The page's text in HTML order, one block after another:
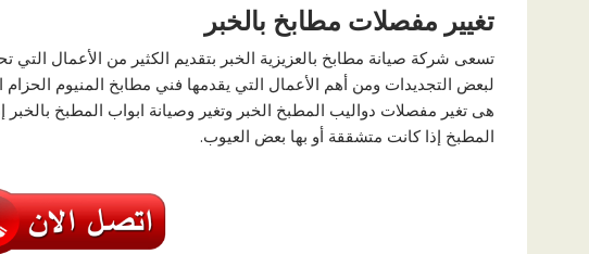
تغيير مفصلات مطابخ بالخبر
تسعى شركة صيانة مطابخ بالعزيزية الخبر بتقديم الكثير من الأعمال التي
لبعض التجديدات ومن أهم الأعمال التي يقدمها فني مطابخ المنيوم الحزام
هى تغير مفصلات دواليب المطبخ الخبر وتغير وصيانة ابواب المطبخ بالخبر
المطبخ إذا كانت متشققة أو بها بعض العيوب.